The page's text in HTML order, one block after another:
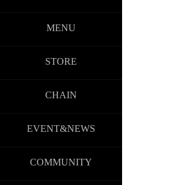
MENU
STORE
CHAIN
EVENT&NEWS
COMMUNITY